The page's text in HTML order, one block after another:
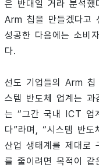
은 반대일 거라 분석
Arm 칩을 만들겠다고
성공한 다음에는 소비
다.
선도 기업들의 Arm 칩
스템 반도체 업계는
는 “그간 국내 ICT 업
다”라며, “시스템 반도
산업 생태계를 제대로
를 줄이려면 목적이 같